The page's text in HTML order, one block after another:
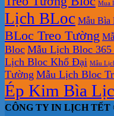
Mua
Lịch BLoc Mẫu Bìa
BLoc Treo Tường
Bloc Mẫu Lịch Bloc 365
Lịch Bloc Khổ Đại Mẫu
Tường Mẫu Lịch Bloc
Ép Kim Bìa
CÔNG TY IN LỊCH